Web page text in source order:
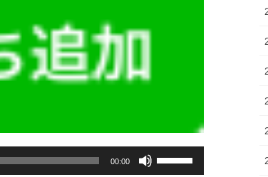
00:00